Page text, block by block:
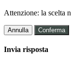
Attenzione: la scelta
Annulla Conferma
Invia risposta